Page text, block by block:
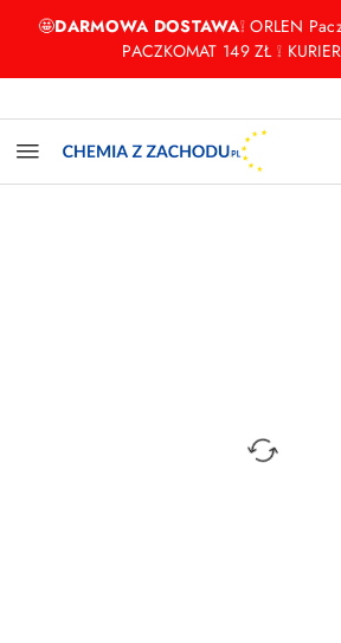
Przejdź do treści głównej
Przejdź do wyszukiwarki
Przejdź do moje konto
Przejdź do menu głównego
Przejdź do opisu produktu
Przejdź do stopki
🤩DARMOWA DOSTAWA❕ ORLEN
PACZKOMAT 149 ZŁ ❕